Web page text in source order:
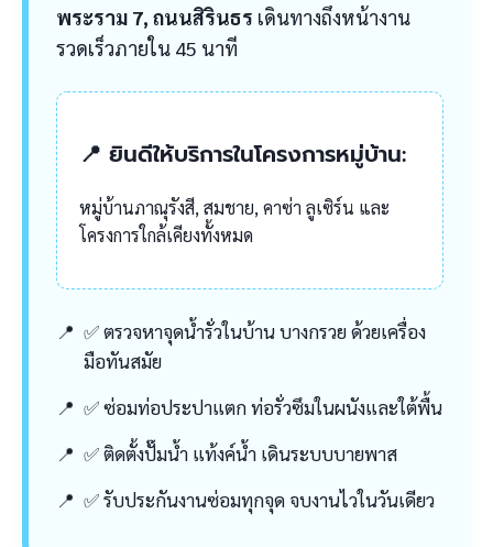
พระราม 7, ถนนสิรินธร เดินทางถึงหน้างาน
รวดเร็วภายใน 45 นาที
📍 ยินดีให้บริการในโครงการหมู่บ้าน:
หมู่บ้านภาณุรังสี, สมชาย, คาซ่า ลูเซิร์น และ
โครงการใกล้เคียงทั้งหมด
✅ ตรวจหาจุดน้ำรั่วในบ้าน บางกรวย ด้วยเครื่อง
มือทันสมัย
✅ ซ่อมท่อประปาแตก ท่อรั่วซึมในผนังและใต้พื้น
✅ ติดตั้งปั๊มน้ำ แท้งค์น้ำ เดินระบบบายพาส
✅ รับประกันงานซ่อมทุกจุด จบงานไวในวันเดียว